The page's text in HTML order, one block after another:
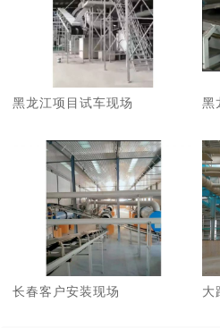
黑龙江项目试车现场 黑
长春客户安装现场 大